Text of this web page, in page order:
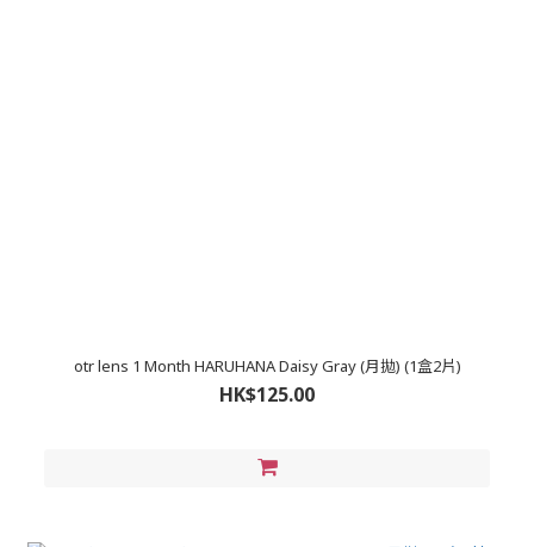
otr lens 1 Month HARUHANA Daisy Gray (月拋) (1盒2片)
HK$125.00